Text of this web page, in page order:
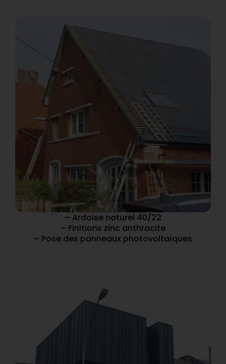
– Ardoise naturel 40/22
– Finitions zinc anthracite
– Pose des panneaux photovoltaïques